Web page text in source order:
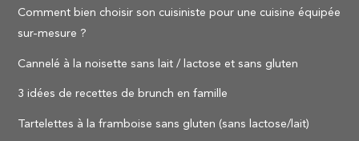
Comment bien choisir son cuisiniste pour une cuisine équipée
sur-mesure ?
Cannelé à la noisette sans lait / lactose et sans gluten
3 idées de recettes de brunch en famille
Tartelettes à la framboise sans gluten (sans lactose/lait)